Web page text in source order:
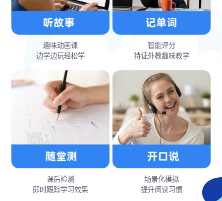
趣味动画课
边学边玩轻松学
智能评分
持证外教趣味教学
课后检测
即时跟踪学习效果
场景化模拟
提升阅读习惯